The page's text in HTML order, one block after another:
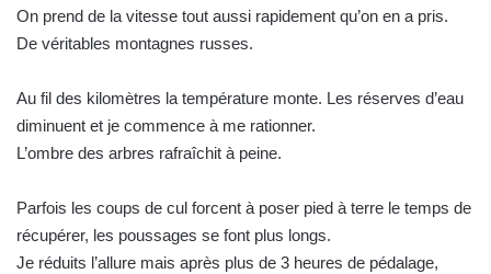
On prend de la vitesse tout aussi rapidement qu’on en a pris.
De véritables montagnes russes.
Au fil des kilomètres la température monte. Les réserves d’eau
diminuent et je commence à me rationner.
L’ombre des arbres rafraîchit à peine.
Parfois les coups de cul forcent à poser pied à terre le temps de
récupérer, les poussages se font plus longs.
Je réduits l’allure mais après plus de 3 heures de pédalage,